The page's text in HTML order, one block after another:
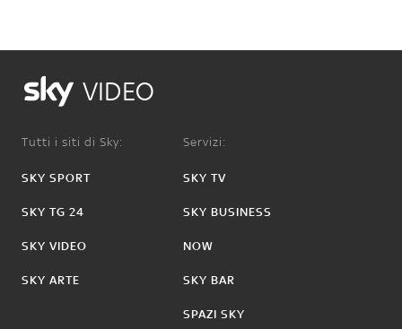
VIDEO
Tutti i siti di Sky:
SKY SPORT
SKY TG 24
SKY VIDEO
SKY ARTE
Servizi:
SKY TV
SKY BUSINESS
NOW
SKY BAR
SPAZI SKY